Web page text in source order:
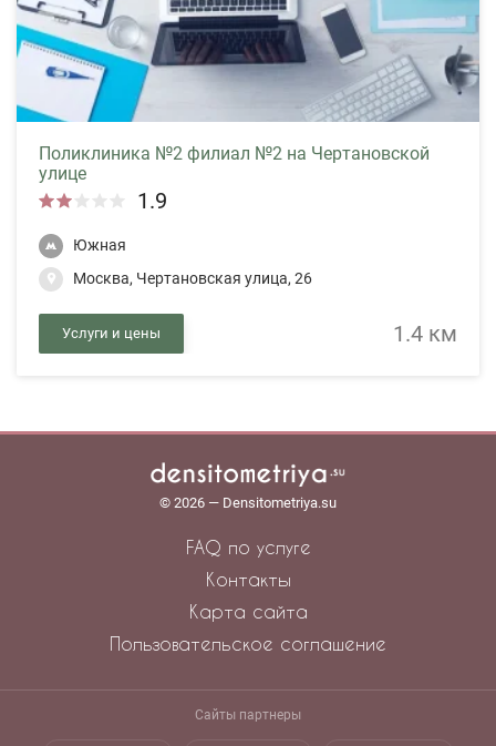
Поликлиника №2 филиал №2 на Чертановской
улице
1.9
Южная
Москва, Чертановская улица, 26
Услуги и цены 1.4 км
© 2026 — Densitometriya.su
FAQ по услуге
Контакты
Карта сайта
Пользовательское соглашение
Сайты партнеры